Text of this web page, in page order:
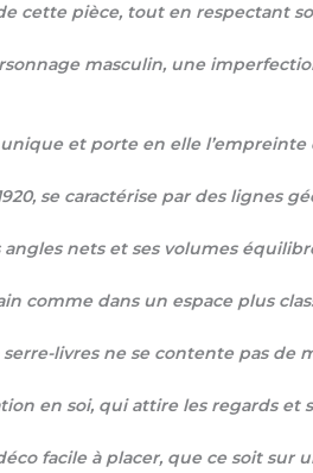
cette pièce, tout en respectant
masculin, une
et porte en elle l’empreinte
se caractérise par des lignes
nets et ses volumes
comme dans un espace plus
livres ne se contente pas de
en soi, qui attire les regards et
facile à placer, que ce soit sur